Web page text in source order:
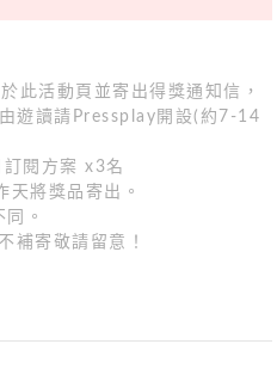
此活動頁並寄出得獎通知信，
遊讀請Pressplay開設(約7-14
閱方案 x3名
將獎品寄出。
。
補寄敬請留意！